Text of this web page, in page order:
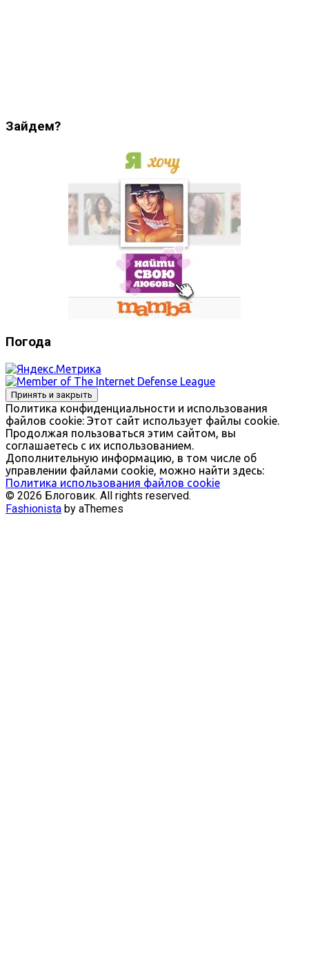
Зайдем?
Погода
Политика конфиденциальности и использования
файлов сookie: Этот сайт использует файлы cookie.
Продолжая пользоваться этим сайтом, вы
соглашаетесь с их использованием.
Дополнительную информацию, в том числе об
управлении файлами cookie, можно найти здесь:
Политика использования файлов cookie
© 2026 Блоговик. All rights reserved.
Fashionista by aThemes